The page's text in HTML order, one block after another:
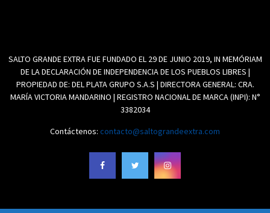
SALTO GRANDE EXTRA FUE FUNDADO EL 29 DE JUNIO 2019, IN MEMÓRIAM
DE LA DECLARACIÓN DE INDEPENDENCIA DE LOS PUEBLOS LIBRES |
PROPIEDAD DE: DEL PLATA GRUPO S.A.S | DIRECTORA GENERAL: CRA.
MARÍA VICTORIA MANDARINO | REGISTRO NACIONAL DE MARCA (INPI): N°
3382034
Contáctenos: contacto@saltograndeextra.com